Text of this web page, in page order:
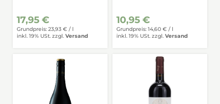
17,95 €
Grundpreis: 23,93 € / l
inkl. 19% USt. zzgl. Versand
10,95 €
Grundpreis: 14,60 € / l
inkl. 19% USt. zzgl. Versand